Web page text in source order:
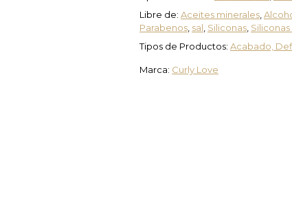
Libre de: Aceites minerales,
Parabenos, sal, Siliconas,
Tipos de Productos: Acabado,
Marca: Curly Love